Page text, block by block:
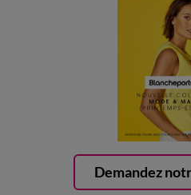
Demandez